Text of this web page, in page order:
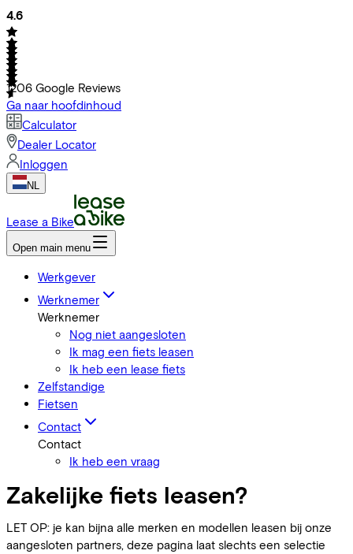
4.6
1206 Google Reviews
Ga naar hoofdinhoud
Calculator
Dealer Locator
Inloggen
NL
Lease a Bike
Open main menu
Werkgever
Werknemer
Werknemer
Nog niet aangesloten
Ik mag een fiets leasen
Ik heb een lease fiets
Zelfstandige
Fietsen
Contact
Contact
Ik heb een vraag
Zakelijke fiets leasen?
LET OP: je kan bijna alle merken en modellen leasen bij onze
aangesloten partners, deze pagina laat slechts een selectie